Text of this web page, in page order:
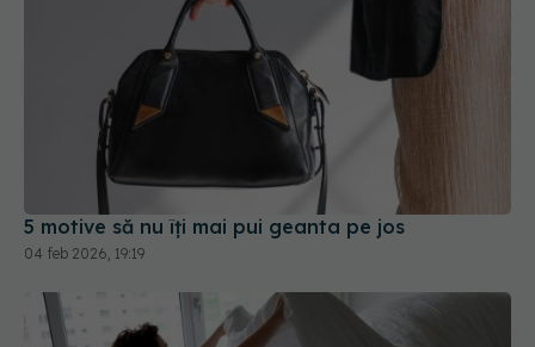
5 motive să nu îți mai pui geanta pe jos
04 feb 2026, 19:19